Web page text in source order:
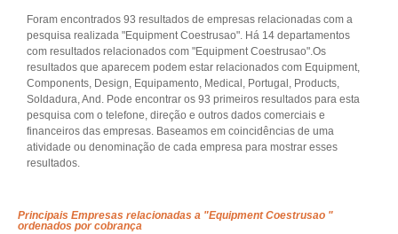
Foram encontrados 93 resultados de empresas relacionadas com a
pesquisa realizada "Equipment Coestrusao". Há 14 departamentos
com resultados relacionados com "Equipment Coestrusao".Os
resultados que aparecem podem estar relacionados com Equipment,
Components, Design, Equipamento, Medical, Portugal, Products,
Soldadura, And. Pode encontrar os 93 primeiros resultados para esta
pesquisa com o telefone, direção e outros dados comerciais e
financeiros das empresas. Baseamos em coincidências de uma
atividade ou denominação de cada empresa para mostrar esses
resultados.
Principais Empresas relacionadas a "Equipment Coestrusao "
ordenados por cobrança